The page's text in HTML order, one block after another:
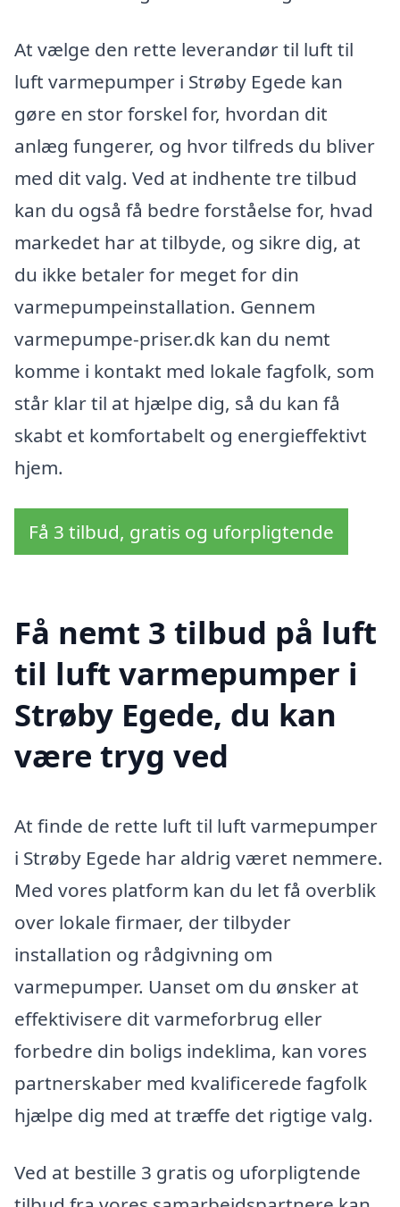
At vælge den rette leverandør til luft til
luft varmepumper i Strøby Egede kan
gøre en stor forskel for, hvordan dit
anlæg fungerer, og hvor tilfreds du bliver
med dit valg. Ved at indhente tre tilbud
kan du også få bedre forståelse for, hvad
markedet har at tilbyde, og sikre dig, at
du ikke betaler for meget for din
varmepumpeinstallation. Gennem
varmepumpe-priser.dk kan du nemt
komme i kontakt med lokale fagfolk, som
står klar til at hjælpe dig, så du kan få
skabt et komfortabelt og energieffektivt
hjem.
Få 3 tilbud, gratis og uforpligtende
Få nemt 3 tilbud på luft
til luft varmepumper i
Strøby Egede, du kan
være tryg ved
At finde de rette luft til luft varmepumper
i Strøby Egede har aldrig været nemmere.
Med vores platform kan du let få overblik
over lokale firmaer, der tilbyder
installation og rådgivning om
varmepumper. Uanset om du ønsker at
effektivisere dit varmeforbrug eller
forbedre din boligs indeklima, kan vores
partnerskaber med kvalificerede fagfolk
hjælpe dig med at træffe det rigtige valg.
Ved at bestille 3 gratis og uforpligtende